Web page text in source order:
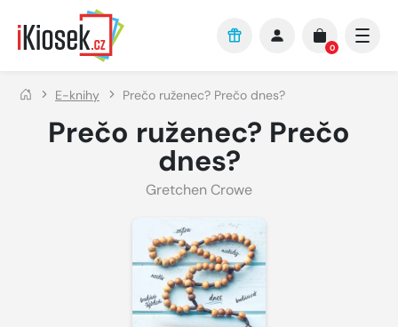
Přejít na hlavní obsah
0
E-knihy Prečo ruženec? Prečo dnes?
Prečo ruženec? Prečo
dnes?
Gretchen Crowe